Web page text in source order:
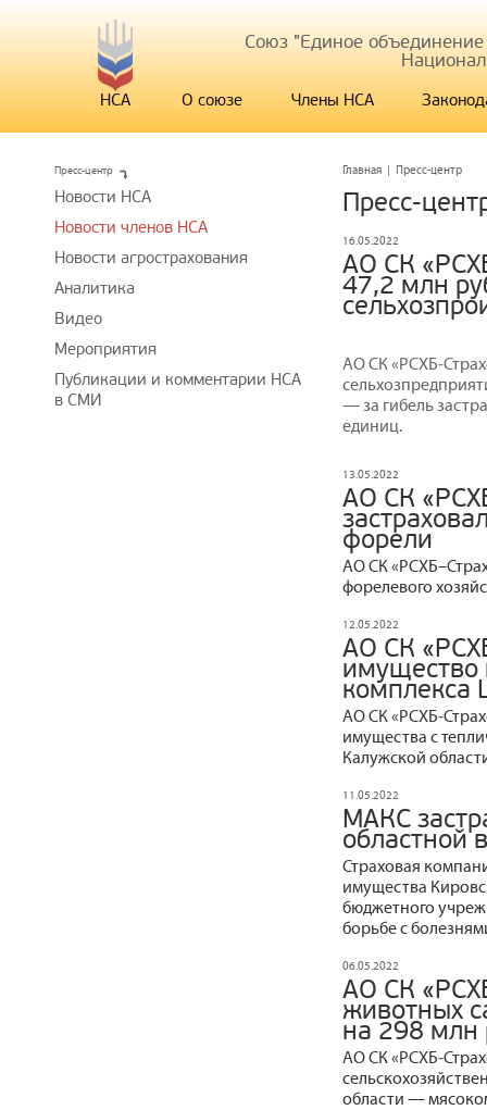
Союз "Единое
НСА О союзе Члены НСА
Главная | Пресс-центр
Пресс-
16.05.2022
АО СК
47,2 млн
АО СК
— за гибель
единиц.
13.05.2022
АО СК
форели
АО СК
форелевого
12.05.2022
АО СК
имущество
АО СК
имущества с
Калужской
11.05.2022
МАКС
областной
Страховая
имущества
бюджетного
борьбе с
06.05.2022
АО СК
животных
на 298 млн
АО СК
области —
Пресс-центр
Новости НСА
Новости членов НСА
Новости агрострахования
Аналитика
Видео
Мероприятия
Публикации и комментарии НСА
в СМИ